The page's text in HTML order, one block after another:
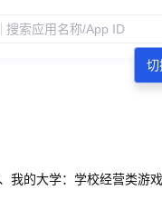
切
我的大学：学校经营类游